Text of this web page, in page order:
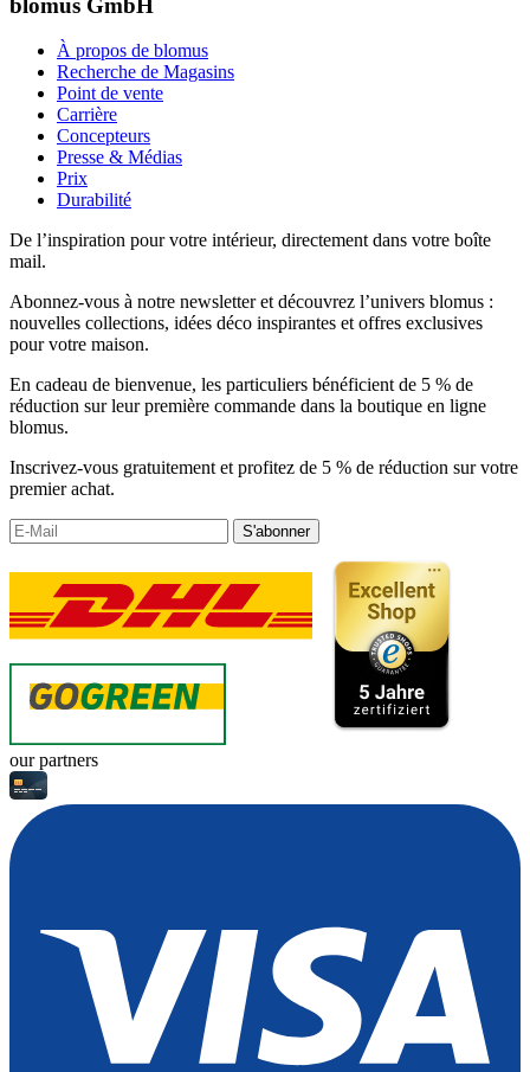
À propos de blomus
Recherche de Magasins
Point de vente
Carrière
Concepteurs
Presse & Médias
Prix
Durabilité
De l’inspiration pour votre intérieur, directement dans votre boîte
mail.
Abonnez-vous à notre newsletter et découvrez l’univers blomus :
nouvelles collections, idées déco inspirantes et offres exclusives
pour votre maison.
En cadeau de bienvenue, les particuliers bénéficient de 5 % de
réduction sur leur première commande dans la boutique en ligne
blomus.
Inscrivez-vous gratuitement et profitez de 5 % de réduction sur votre
premier achat.
S'abonner
our partners